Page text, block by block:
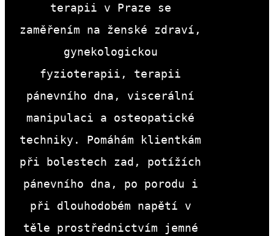
terapii v Praze se
zaměřením na ženské zdraví,
gynekologickou
fyzioterapii, terapii
pánevního dna, viscerální
manipulaci a osteopatické
techniky. Pomáhám klientkám
při bolestech zad, potížích
pánevního dna, po porodu i
při dlouhodobém napětí v
těle prostřednictvím jemné